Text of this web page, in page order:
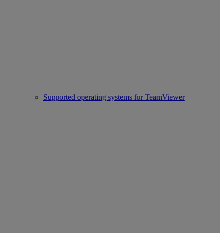
Supported operating systems for TeamViewer